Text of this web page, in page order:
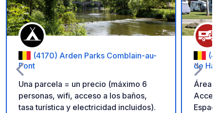
(4170) Arden Parks Comblain-au-
Pont
Una parcela = un precio (máximo 6
personas, wifi, acceso a los baños,
tasa turística y electricidad incluidos).
de
Área